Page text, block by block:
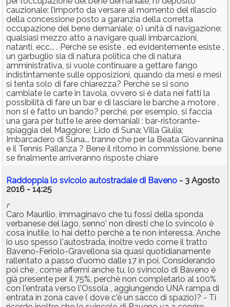
cauzionale: l’importo da versare al momento del rilascio
della concessione posto a garanzia della corretta
occupazione del bene demaniale; o) unità di navigazione:
qualsiasi mezzo atto a navigare quali imbarcazioni,
natanti, ecc... . Perchè se esiste , ed evidentemente esiste ,
un garbuglio sia di natura politica che di natura
amministrativa, si vuole continuare a gettare fango
indistintamente sulle opposizioni, quando da mesi e mesi
si tenta solo di fare chiarezza? Perchè se si sono
cambiate le carte in tavola, ovvero si è data nei fatti la
possibilità di fare un bar e di lasciare le barche a motore ,
non si è fatto un bando? perché, per esempio, si faccia
una gara per tutte le aree demaniali : bar-ristorante-
spiaggia del Maggiore; Lido di Suna; Villa Giulia;
Imbarcadero di Suna... tranne che per la Beata Giovannina
e il Tennis Pallanza ? Bene il ritorno in commissione, bene
se finalmente arriveranno risposte chiare
Raddoppia lo svicolo autostradale di Baveno - 3 Agosto
2016 - 14:25
r
Caro Maurilio, immaginavo che tu fossi della sponda
verbanese del lago, senno' non diresti che lo svincolo è
cosa inutile, lo hai detto perchè a te non interessa. Anche
io uso spesso l'autostrada, inoltre vedo come il tratto
Baveno-Feriolo-Gravellona sia quasi quotidianamente
rallentato a passo d'uomo dalle 17 in poi. Considerando
poi che , come affermi anche tu, lo svincolo di Baveno è
già presente per il 75%, perchè non completarlo al 100%
con l'entrata verso l'Ossola , aggiungendo UNA rampa di
entrata in zona cave ( dove c'è un sacco di spazio)? - Ti